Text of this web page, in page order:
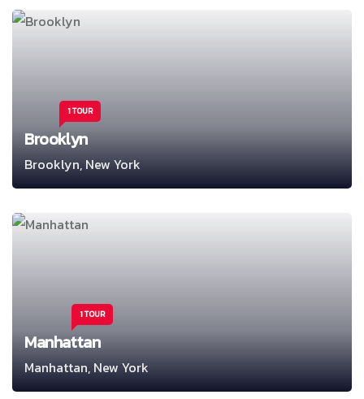
1 TOUR
Brooklyn
Brooklyn, New York
1 TOUR
Manhattan
Manhattan, New York